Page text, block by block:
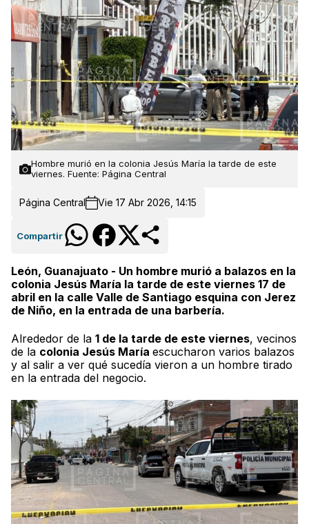
Hombre murió en la colonia Jesús María la tarde de este
viernes. Fuente: Página Central
Página Central Vie 17 Abr 2026, 14:15
Compartir
León, Guanajuato - Un hombre murió a balazos en la
colonia Jesús María la tarde de este viernes 17 de
abril en la calle Valle de Santiago esquina con Jerez
de Niño, en la entrada de una barbería.
Alrededor de la 1 de la tarde de este viernes, vecinos
de la colonia Jesús María escucharon varios balazos
y al salir a ver qué sucedía vieron a un hombre tirado
en la entrada del negocio.